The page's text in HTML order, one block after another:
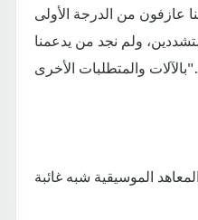
عازفون من الدرجة الأولى
ولم نجد من يدعمنا
بالآلات والمتطلبات الأخرى".
المعاهد الموسيقية شبه غائبة